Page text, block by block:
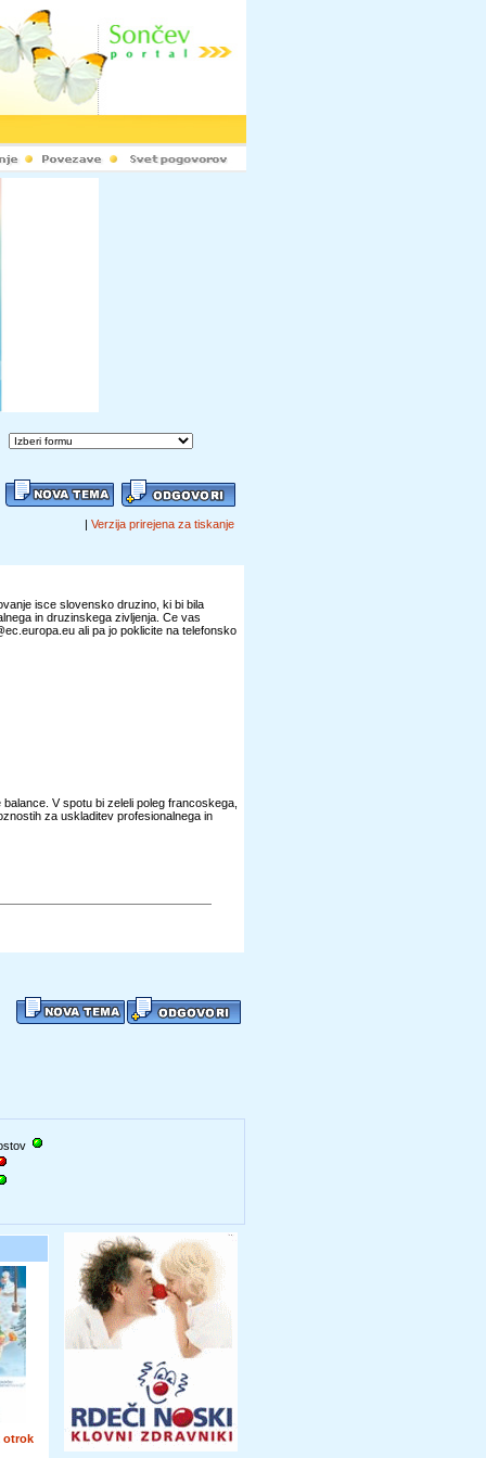
| Verzija prirejena za tiskanje
isce slovensko druzino, ki bi bila
in druzinskega zivljenja. Ce vas
ali pa jo poklicite na telefonsko
V spotu bi zeleli poleg francoskega,
za uskladitev profesionalnega in
otrok